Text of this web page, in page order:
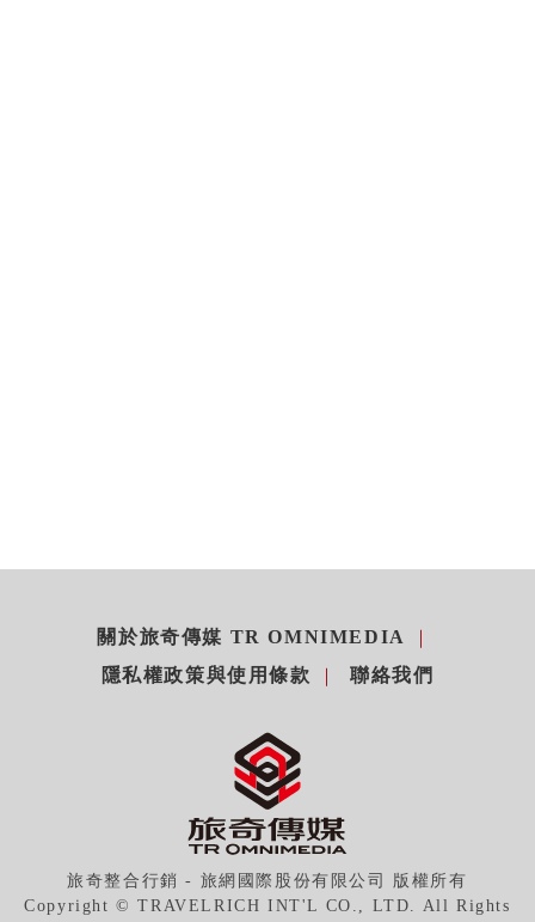
關於旅奇傳媒 TR OMNIMEDIA
隱私權政策與使用條款
聯絡我們
旅奇整合行銷 - 旅網國際股份有限公司 版權所有
Copyright © TRAVELRICH INT'L CO., LTD. All Rights